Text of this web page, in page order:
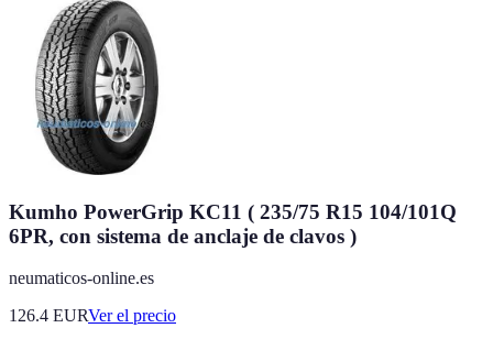
Kumho PowerGrip KC11 ( 235/75 R15 104/101Q
6PR, con sistema de anclaje de clavos )
neumaticos-online.es
126.4 EURVer el precio